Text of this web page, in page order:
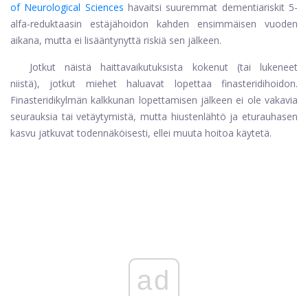
of Neurological Sciences havaitsi suuremmat dementiariskit 5-
alfa-reduktaasin estäjähoidon kahden ensimmäisen vuoden
aikana, mutta ei lisääntynyttä riskiä sen jälkeen.
Jotkut näistä haittavaikutuksista kokenut (tai lukeneet
niistä), jotkut miehet haluavat lopettaa finasteridihoidon.
Finasteridikylmän kalkkunan lopettamisen jälkeen ei ole vakavia
seurauksia tai vetäytymistä, mutta hiustenlähtö ja eturauhasen
kasvu jatkuvat todennäköisesti, ellei muuta hoitoa käytetä.
ad